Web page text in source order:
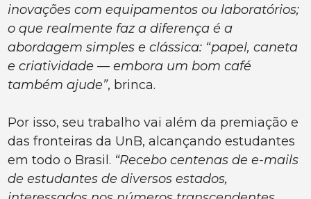
inovações com equipamentos ou laboratórios;
o que realmente faz a diferença é a
abordagem simples e clássica: “papel, caneta
e criatividade — embora um bom café
também ajude”, brinca.
Por isso, seu trabalho vai além da premiação e
das fronteiras da UnB, alcançando estudantes
em todo o Brasil. “Recebo centenas de e-mails
de estudantes de diversos estados,